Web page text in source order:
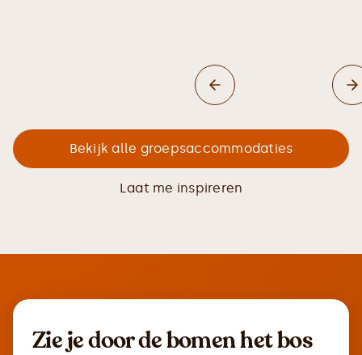
Bekijk alle groepsaccommodaties
Laat me inspireren
Zie je door de bomen het bos